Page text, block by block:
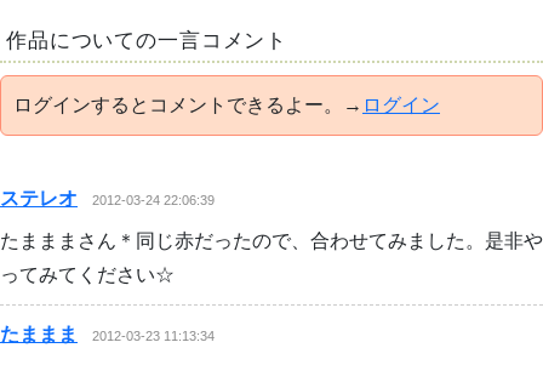
作品についての一言コメント
ログインするとコメントできるよー。→ ログイン
ステレオ 2012-03-24 22:06:39
たまままさん＊同じ赤だったので、合わせてみました。是非や
ってみてください☆
たままま 2012-03-23 11:13:34